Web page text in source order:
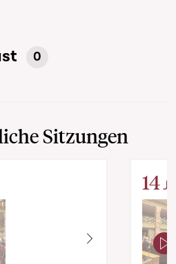
0
Sitzungen
14